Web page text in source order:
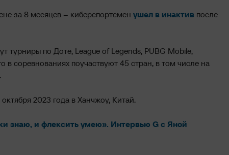
за 8 месяцев – киберспортсмен ушел в инактив после
турниры по Доте, League of Legends, PUBG Mobile,
в соревнованиях поучаствуют 45 стран, в том числе на
2023 года в Ханчжоу, Китай.
знаю, и флексить умею». Интервью G с Яной